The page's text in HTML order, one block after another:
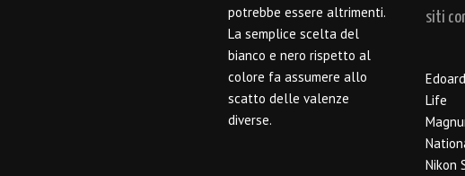
potrebbe essere altrimenti.
La semplice scelta del
bianco e nero rispetto al
colore fa assumere allo
scatto delle valenze
diverse.
siti
Life
Nikon